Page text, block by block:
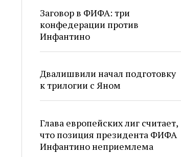
Заговор в ФИФА: три
конфедерации против
Инфантино
Двалишвили начал подготовку
к трилогии с Яном
Глава европейских лиг считает,
что позиция президента ФИФА
Инфантино неприемлема